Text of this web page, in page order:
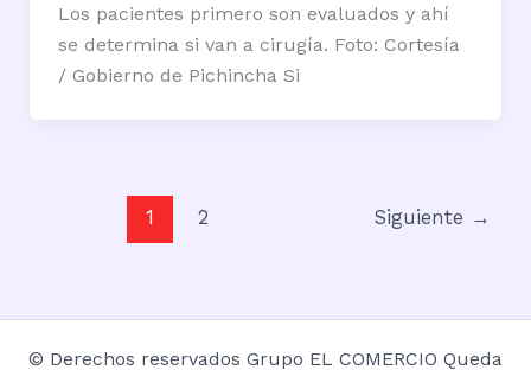
Los pacientes primero son evaluados y ahí
se determina si van a cirugía. Foto: Cortesía
/ Gobierno de Pichincha Si
1 2 Siguiente →
© Derechos reservados Grupo EL COMERCIO Queda